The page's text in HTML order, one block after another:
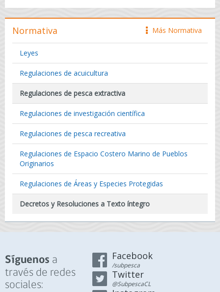
icono
Más Normativa
Normativa
Leyes
Regulaciones de acuicultura
Regulaciones de pesca extractiva
Regulaciones de investigación científica
Regulaciones de pesca recreativa
Regulaciones de Espacio Costero Marino de Pueblos
Originarios
Regulaciones de Áreas y Especies Protegidas
Decretos y Resoluciones a Texto íntegro
Síguenos a
través de redes
sociales:
Facebook
/subpesca
Twitter
@SubpescaCL